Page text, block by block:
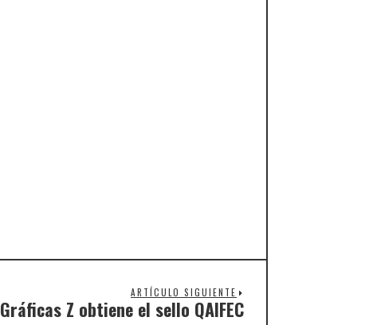
ARTÍCULO SIGUIENTE
Gráficas Z obtiene el sello QAIFEC